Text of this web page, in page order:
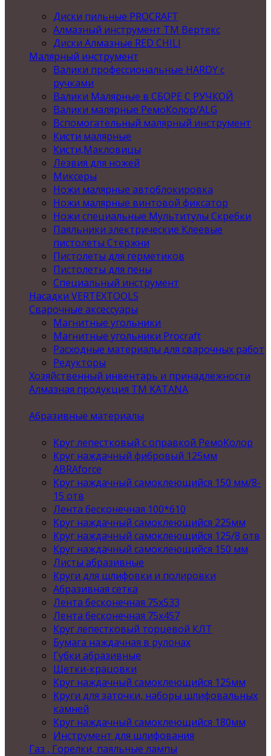
Диски пильные PROCRAFT
Алмазный инструмент ТМ Вертекс
Диски Алмазные RED CHILI
Малярный инструмент
Валики профессиональные HARDY с
ручками
Валики Малярные в СБОРЕ С РУЧКОЙ
Валики малярные РемоКолор/ALG
Вспомогательный малярный инструмент
Кисти малярные
Кисти,Макловицы
Лезвия для ножей
Миксеры
Ножи малярные автоблокировка
Ножи малярные винтовой фиксатор
Ножи специальные Мультитулы Скребки
Паяльники электрические Клеевые
пистолеты Стержни
Пистолеты для герметиков
Пистолеты для пены
Специальный инструмент
Насадки VERTEXTOOLS
Сварочные аксессуары
Магнитные угольники
Магнитные угольники Procraft
Расходные материалы для сварочных работ
Редукторы
Хозяйственный инвентарь и принадлежности
Алмазная продукция ТМ KATANA
Абразивные материалы
Круг лепестковый с оправкой РемоКолор
Круг наждачный фибровый 125мм
ABRAforce
Круг наждачный самоклеющийся 150 мм/8-
15 отв
Лента бесконечная 100*610
Круг наждачный самоклеющийся 225мм
Круг наждачный самоклеющийся 125/8 отв
Круг наждачный самоклеющийся 150 мм
Листы абразивные
Круги для шлифовки и полировки
Абразивная сетка
Лента бесконечная 75х533
Лента бесконечная 75х457
Круг лепестковый торцевой КЛТ
Бумага наждачная в рулонах
Губки абразивные
Щетки-крацовки
Круг наждачный самоклеющийся 125мм
Круги для заточки, наборы шлифовальных
камней
Круг наждачный самоклеющийся 180мм
Инструмент для шлифования
Газ , Горелки, паяльные лампы